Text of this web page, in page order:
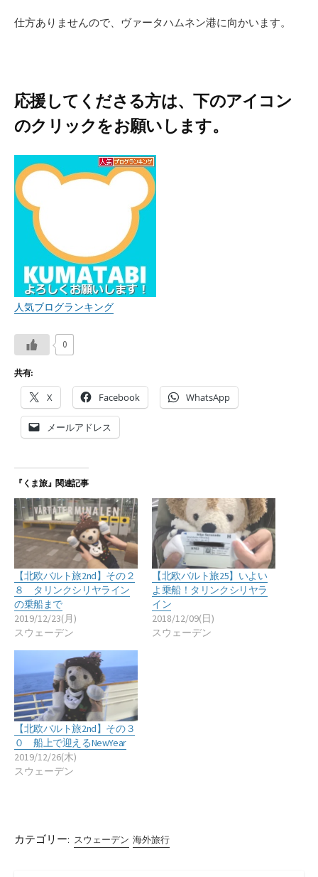
仕方ありませんので、ヴァータハムネン港に向かいます。
応援してくださる方は、下のアイコン
のクリックをお願いします。
人気ブログランキング
0
共有:
X Facebook WhatsApp
メールアドレス
『くま旅』関連記事
【北欧バルト旅2nd】その２
８ タリンクシリヤライン
の乗船まで
2019/12/23(月)
スウェーデン
【北欧バルト旅25】いよい
よ乗船！タリンクシリヤラ
イン
2018/12/09(日)
スウェーデン
【北欧バルト旅2nd】その３
０ 船上で迎えるNewYear
2019/12/26(木)
スウェーデン
カテゴリー: スウェーデン 海外旅行